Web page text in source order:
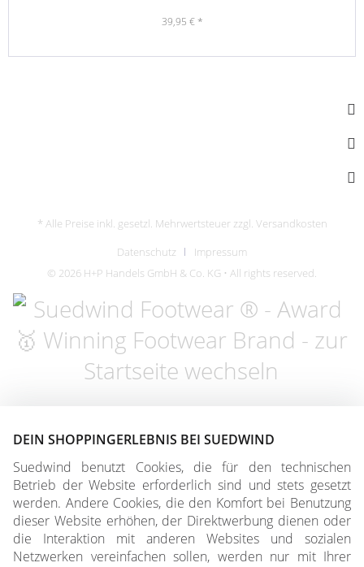
39,95 € *
* Alle Preise inkl. gesetzl. Mehrwertsteuer zzgl. Versandkosten
Datenschutz
Impressum
© 2026 H+P Handels GmbH & Co. KG • All rights reserved.
DEIN SHOPPINGERLEBNIS BEI SUEDWIND
Suedwind benutzt Cookies, die für den technischen
Betrieb der Website erforderlich sind und stets gesetzt
werden. Andere Cookies, die den Komfort bei Benutzung
dieser Website erhöhen, der Direktwerbung dienen oder
die Interaktion mit anderen Websites und sozialen
Netzwerken vereinfachen sollen, werden nur mit Ihrer